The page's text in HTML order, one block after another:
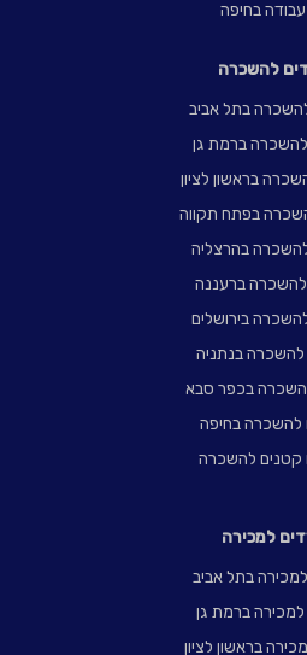
עבודה בחיפה
להשכרה
בתל אביב
ברמת גן
בראשון לציון
בפתח תקווה
בהרצליה
ברעננה
בירושלים
בנתניה
בכפר סבא
להשכרה בחיפה
קטנים להשכרה
למכירה
בתל אביב
ברמת גן
בראשון לציון